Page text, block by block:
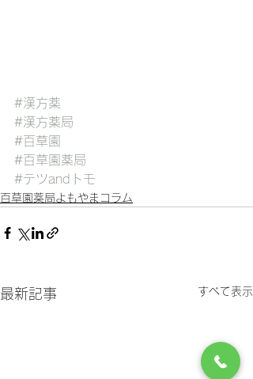
#漢方薬
#漢方薬局
#百草園
#百草園薬局
#テツandトモ
百草園薬局よもやまコラム
最新記事 すべて表示